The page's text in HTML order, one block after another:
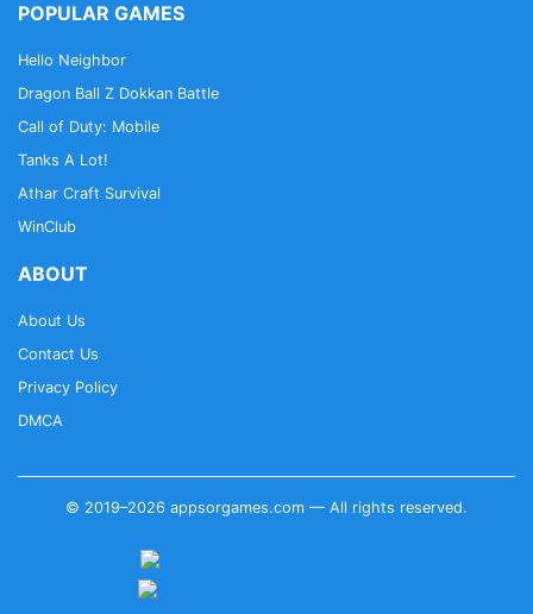
POPULAR GAMES
Hello Neighbor
Dragon Ball Z Dokkan Battle
Call of Duty: Mobile
Tanks A Lot!
Athar Craft Survival
WinClub
ABOUT
About Us
Contact Us
Privacy Policy
DMCA
© 2019–2026 appsorgames.com — All rights reserved.